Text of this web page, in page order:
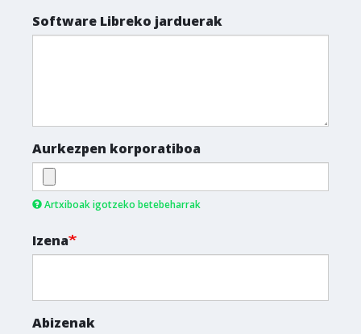
Software Libreko jarduerak
Aurkezpen korporatiboa
Artxiboak igotzeko betebeharrak
Izena
Abizenak